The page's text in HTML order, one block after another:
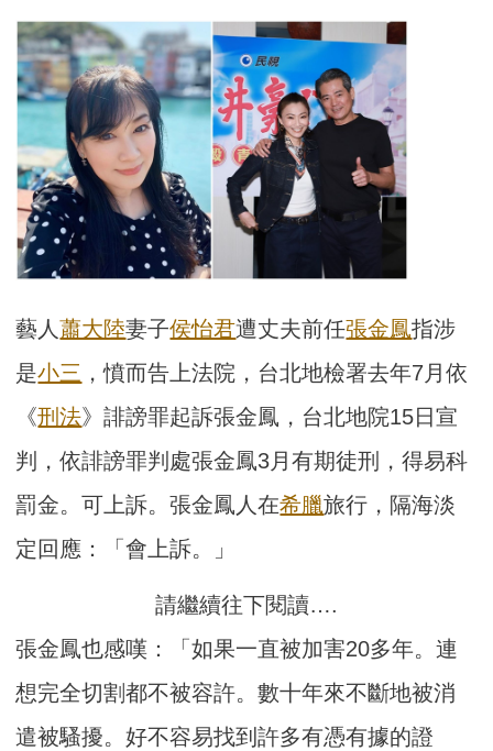
藝人蕭大陸妻子侯怡君遭丈夫前任張金鳳指涉
是小三 ，憤而告上法院，台北地檢署去年7月依
《刑法》誹謗罪起訴張金鳳，台北地院15日宣
判，依誹謗罪判處張金鳳3月有期徒刑，得易科
罰金。可上訴。張金鳳人在希臘旅行，隔海淡
定回應：「會上訴。」
請繼續往下閱讀….
張金鳳也感嘆：「如果一直被加害20多年。連
想完全切割都不被容許。數十年來不斷地被消
遣被騷擾。好不容易找到許多有憑有據的證